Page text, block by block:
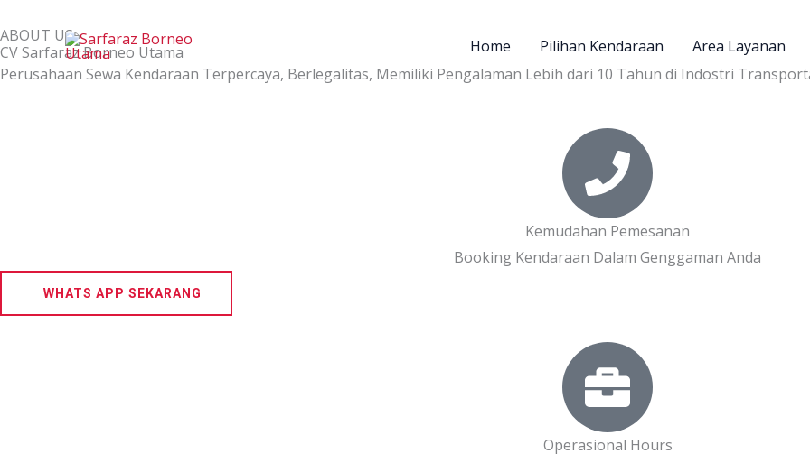
to
content
Home Pilihan Kendaraan Area Layanan
ABOUT US
CV Sarfaraz Borneo Utama
Perusahaan Sewa Kendaraan Terpercaya, Berlegalitas, Memiliki Pengalaman Lebih dari 10 Tahun di Indostri
Kemudahan Pemesanan
Booking Kendaraan Dalam Genggaman Anda
WHATS APP SEKARANG
Operasional Hours